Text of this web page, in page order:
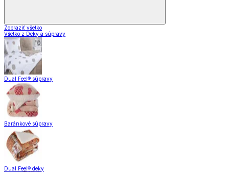
Zobraziť všetko
Všetko z Deky a súpravy
Dual Feel® súpravy
Baránkové súpravy
Dual Feel® deky